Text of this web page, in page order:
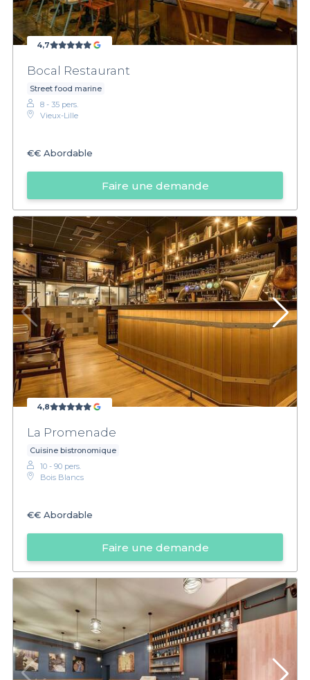
4,7
Bocal Restaurant
Street food marine
8 - 35 pers.
Vieux-Lille
€€ Abordable
Faire une demande
4,8
La Promenade
Cuisine bistronomique
10 - 90 pers.
Bois Blancs
€€ Abordable
Faire une demande